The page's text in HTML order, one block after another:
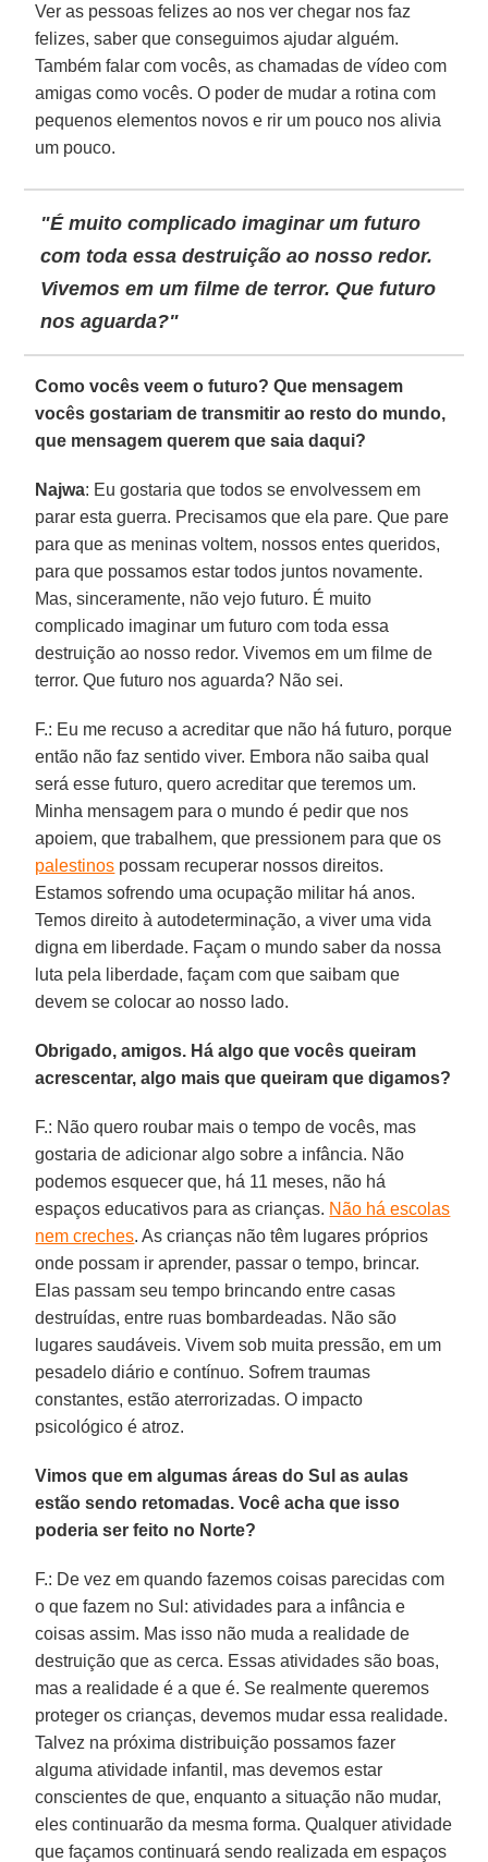
Ver as pessoas felizes ao nos ver chegar nos faz
felizes, saber que conseguimos ajudar alguém.
Também falar com vocês, as chamadas de vídeo com
amigas como vocês. O poder de mudar a rotina com
pequenos elementos novos e rir um pouco nos alivia
um pouco.
"É muito complicado imaginar um futuro
com toda essa destruição ao nosso redor.
Vivemos em um filme de terror. Que futuro
nos aguarda?"
Como vocês veem o futuro? Que mensagem
vocês gostariam de transmitir ao resto do mundo,
que mensagem querem que saia daqui?
Najwa: Eu gostaria que todos se envolvessem em
parar esta guerra. Precisamos que ela pare. Que pare
para que as meninas voltem, nossos entes queridos,
para que possamos estar todos juntos novamente.
Mas, sinceramente, não vejo futuro. É muito
complicado imaginar um futuro com toda essa
destruição ao nosso redor. Vivemos em um filme de
terror. Que futuro nos aguarda? Não sei.
F.: Eu me recuso a acreditar que não há futuro, porque
então não faz sentido viver. Embora não saiba qual
será esse futuro, quero acreditar que teremos um.
Minha mensagem para o mundo é pedir que nos
apoiem, que trabalhem, que pressionem para que os
palestinos possam recuperar nossos direitos.
Estamos sofrendo uma ocupação militar há anos.
Temos direito à autodeterminação, a viver uma vida
digna em liberdade. Façam o mundo saber da nossa
luta pela liberdade, façam com que saibam que
devem se colocar ao nosso lado.
Obrigado, amigos. Há algo que vocês queiram
acrescentar, algo mais que queiram que digamos?
F.: Não quero roubar mais o tempo de vocês, mas
gostaria de adicionar algo sobre a infância. Não
podemos esquecer que, há 11 meses, não há
espaços educativos para as crianças. Não há escolas
nem creches. As crianças não têm lugares próprios
onde possam ir aprender, passar o tempo, brincar.
Elas passam seu tempo brincando entre casas
destruídas, entre ruas bombardeadas. Não são
lugares saudáveis. Vivem sob muita pressão, em um
pesadelo diário e contínuo. Sofrem traumas
constantes, estão aterrorizadas. O impacto
psicológico é atroz.
Vimos que em algumas áreas do Sul as aulas
estão sendo retomadas. Você acha que isso
poderia ser feito no Norte?
F.: De vez em quando fazemos coisas parecidas com
o que fazem no Sul: atividades para a infância e
coisas assim. Mas isso não muda a realidade de
destruição que as cerca. Essas atividades são boas,
mas a realidade é a que é. Se realmente queremos
proteger os crianças, devemos mudar essa realidade.
Talvez na próxima distribuição possamos fazer
alguma atividade infantil, mas devemos estar
conscientes de que, enquanto a situação não mudar,
eles continuarão da mesma forma. Qualquer atividade
que façamos continuará sendo realizada em espaços